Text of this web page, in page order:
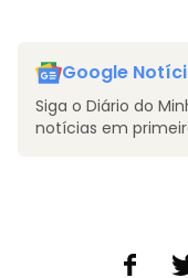
Google
Siga o Diário do
notícias em